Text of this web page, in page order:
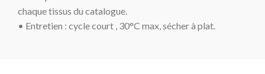
chaque tissus du catalogue.
• Entretien : cycle court , 30°C max, sécher à plat.